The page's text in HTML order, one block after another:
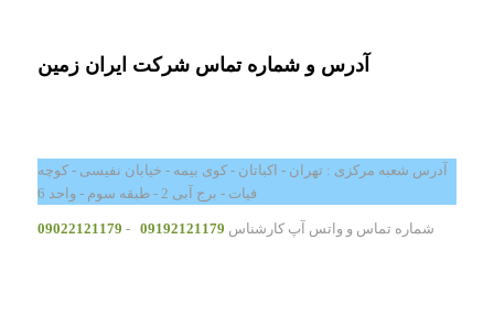
آدرس و شماره تماس شرکت ایران زمین
آدرس شعبه مرکزی : تهران - اکباتان - کوی بیمه - خیابان نفیسی - کوچه
فیات - برج آبی 2 - طبقه سوم - واحد 6
شماره تماس و واتس آپ کارشناس 09192121179
-
09022121179